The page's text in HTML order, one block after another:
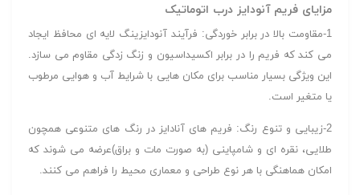
مزایای فریم آنودایز درب اتوماتیک
1-مقاومت بالا در برابر خوردگی: فرآیند آنودایزینگ لایه ای محافظ ایجاد
می کند که فریم را در برابر اکسیداسیون و زنگ زدگی مقاوم می سازد.
این ویژگی بسیار مناسب برای مکان هایی با شرایط آب و هوایی مرطوب
یا متغیر است.
2-زیبایی و تنوع رنگ: فریم های آنادایز در رنگ های متنوعی همچون
طلایی، نقره ای و شامپاینی (به صورت مات و براق)عرضه می شوند که
امکان هماهنگی با هر نوع طراحی و معماری محیط را فراهم می کنند.